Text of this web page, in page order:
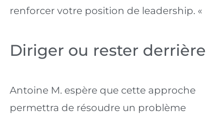
renforcer votre position de leadership. «
Diriger ou rester derrière
Antoine M. espère que cette approche
permettra de résoudre un problème